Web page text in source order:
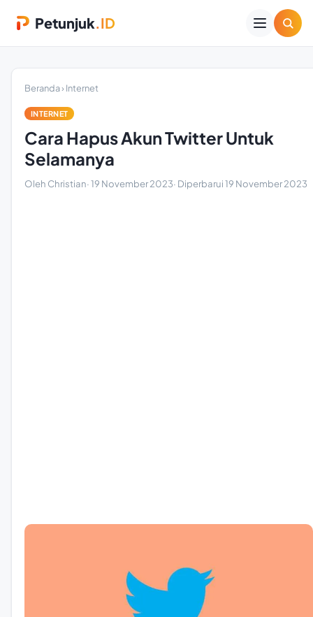
Petunjuk.ID
Beranda›Internet
INTERNET
Cara Hapus Akun Twitter Untuk
Selamanya
Oleh Christian·19 November 2023· Diperbarui19 November 2023